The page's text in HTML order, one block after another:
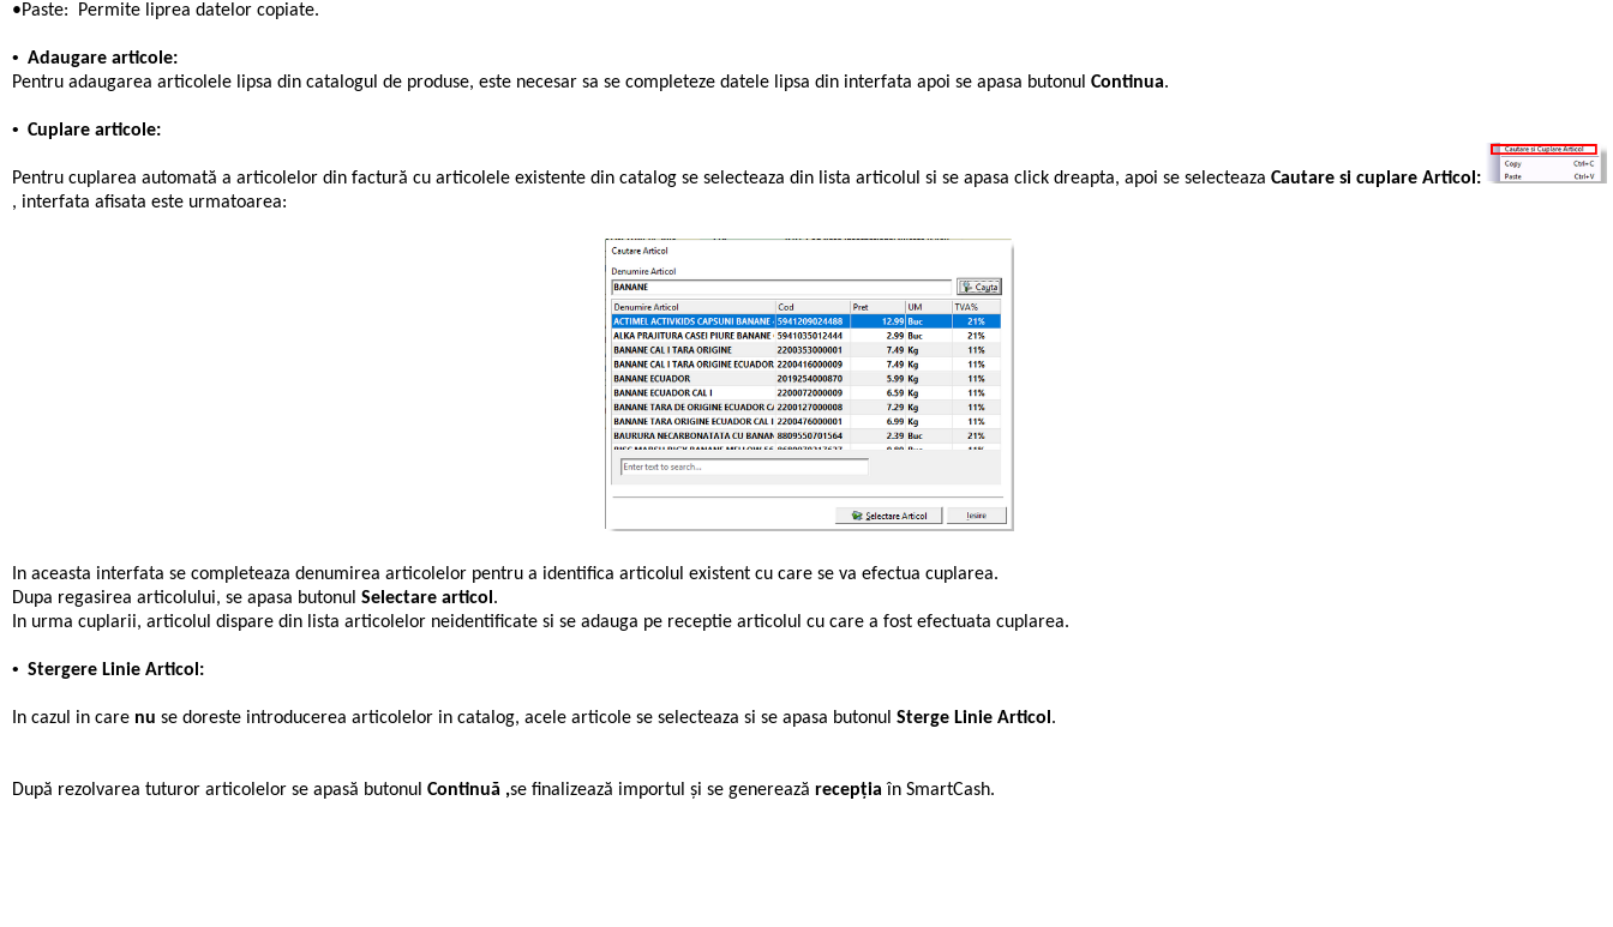
•Paste: Permite liprea datelor copiate.
• Adaugare articole:
Pentru adaugarea articolele lipsa din catalogul de produse, este necesar sa se completeze datele lipsa din interfata apoi se apasa butonul Continua.
• Cuplare articole:
Pentru cuplarea automată a articolelor din factură cu articolele existente din catalog se selecteaza din lista articolul si se apasa click dreapta, apoi se selecteaza Cautare si cuplare Articol:
, interfata afisata este urmatoarea:
In aceasta interfata se completeaza denumirea articolelor pentru a identifica articolul existent cu care se va efectua cuplarea.
Dupa regasirea articolului, se apasa butonul Selectare articol .
In urma cuplarii, articolul dispare din lista articolelor neidentificate si se adauga pe receptie articolul cu care a fost efectuata cuplarea.
• Stergere Linie Articol:
In cazul in care nu se doreste introducerea articolelor in catalog, acele articole se selecteaza si se apasa butonul Sterge Linie Articol .
După rezolvarea tuturor articolelor se apasă butonul Continuă ,se finalizează importul și se generează recepția în SmartCash.